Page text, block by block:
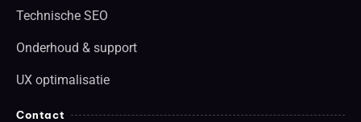
Technische SEO
Onderhoud & support
UX optimalisatie
Contact